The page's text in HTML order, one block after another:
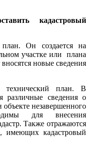
кадастровый
план. Он создается на
участке или плана
новые сведения
технический план. В
различные сведения о
незавершенного
для внесения
Также отражаются
имеющих кадастровый